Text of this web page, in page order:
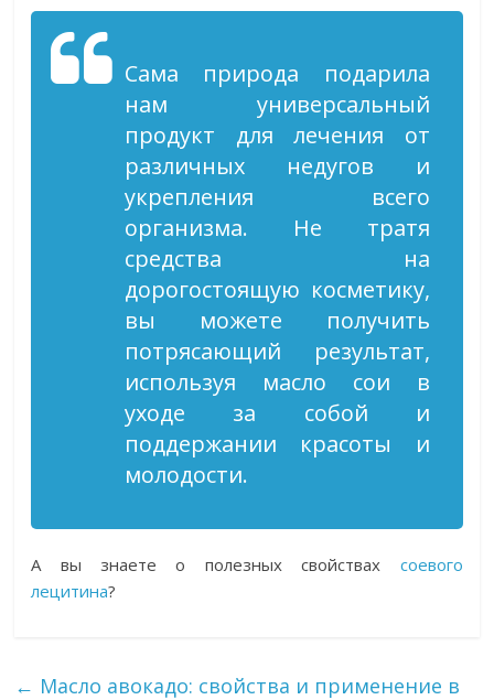
Сама природа подарила
нам универсальный
продукт для лечения от
различных недугов и
укрепления всего
организма. Не тратя
средства на
дорогостоящую косметику,
вы можете получить
потрясающий результат,
используя масло сои в
уходе за собой и
поддержании красоты и
молодости.
А вы знаете о полезных свойствах соевого
лецитина?
← Масло авокадо: свойства и применение в